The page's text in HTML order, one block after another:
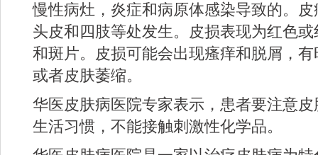
慢性病灶，炎症和病原体感染导致的。
头皮和四肢等处发生。皮损表现为红色
和斑片。皮损可能会出现瘙痒和脱屑，
或者皮肤萎缩。
华医皮肤病医院专家表示，患者要注意
生活习惯，不能接触刺激性化学品。